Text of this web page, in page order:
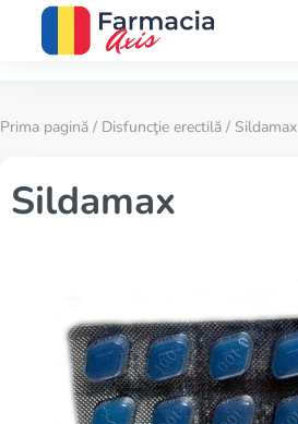
Prima pagină / Disfuncţie erectilă / Sildamax
Sildamax